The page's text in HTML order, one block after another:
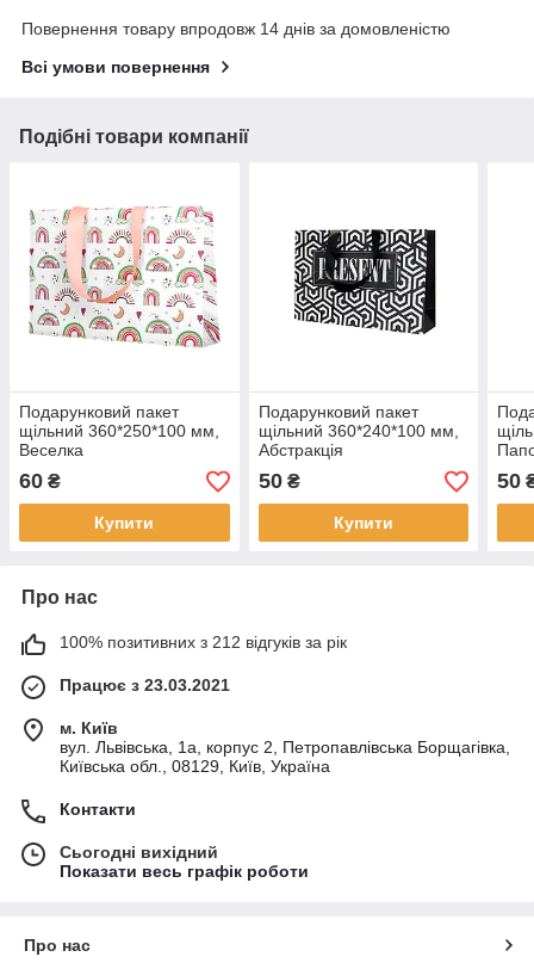
Повернення товару впродовж 14 днів за домовленістю
Всі умови повернення
Подібні товари компанії
Подарунковий пакет
щільний 360*250*100 мм,
Веселка
60 ₴
Купити
Подарунковий пакет
щільний 360*240*100 мм,
Абстракція
50₴
Купити
50
Про нас
100% позитивних з 212 відгуків за рік
Працює з 23.03.2021
м. Київ
вул. Львівська, 1а, корпус 2, Петропавлівська Борщагівка,
Київська обл., 08129, Київ, Україна
Контакти
Сьогодні вихідний
Показати весь графік роботи
Про нас